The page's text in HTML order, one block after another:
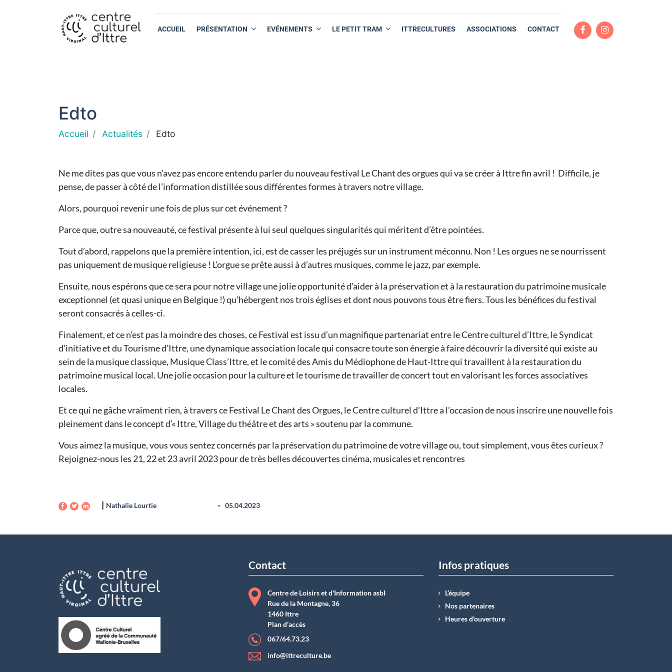
ACCUEIL PRÉSENTATION EVÉNEMENTS LE PETIT TRAM ITTRECULTURES ASSOCIATIONS CONTACT
Edto
Accueil Actualités Edto
Ne me dites pas que vous n’avez pas encore entendu parler du nouveau festival Le Chant des orgues qui va se créer à Ittre fin avril ! Difficile, je
pense, de passer à côté de l’information distillée sous différentes formes à travers notre village.
Alors, pourquoi revenir une fois de plus sur cet événement ?
Parce que, outre sa nouveauté, ce festival présente à lui seul quelques singularités qui méritent d’être pointées.
Tout d’abord, rappelons que la première intention, ici, est de casser les préjugés sur un instrument méconnu. Non ! Les orgues ne se nourrissent
pas uniquement de musique religieuse ! L’orgue se prête aussi à d’autres musiques, comme le jazz, par exemple.
Ensuite, nous espérons que ce sera pour notre village une jolie opportunité d’aider à la préservation et à la restauration du patrimoine musicale
exceptionnel (et quasi unique en Belgique !) qu’hébergent nos trois églises et dont nous pouvons tous être fiers. Tous les bénéfices du festival
seront consacrés à celles-ci.
Finalement, et ce n’est pas la moindre des choses, ce Festival est issu d’un magnifique partenariat entre le Centre culturel d’Ittre, le Syndicat
d’initiative et du Tourisme d’Ittre, une dynamique association locale qui consacre toute son énergie à faire découvrir la diversité qui existe au
sein de la musique classique, Musique Class’Ittre, et le comité des Amis du Médiophone de Haut-Ittre qui travaillent à la restauration du
patrimoine musical local. Une jolie occasion pour la culture et le tourisme de travailler de concert tout en valorisant les forces associatives
locales.
Et ce qui ne gâche vraiment rien, à travers ce Festival Le Chant des Orgues, le Centre culturel d’Ittre a l’occasion de nous inscrire une nouvelle fois
pleinement dans le concept d’« Ittre, Village du théâtre et des arts » soutenu par la commune.
Vous aimez la musique, vous vous sentez concernés par la préservation du patrimoine de votre village ou, tout simplement, vous êtes curieux ?
Rejoignez-nous les 21, 22 et 23 avril 2023 pour de très belles découvertes cinéma, musicales et rencontres
Nathalie Lourtie 05.04.2023
Contact
Centre de Loisirs et d'Information asbI
Rue de la Montagne, 36
1460 Ittre
Plan d’accès
067/64.73.23
info@ittreculture.be
Infos pratiques
L’équipe
Nos partenaires
Heures d'ouverture